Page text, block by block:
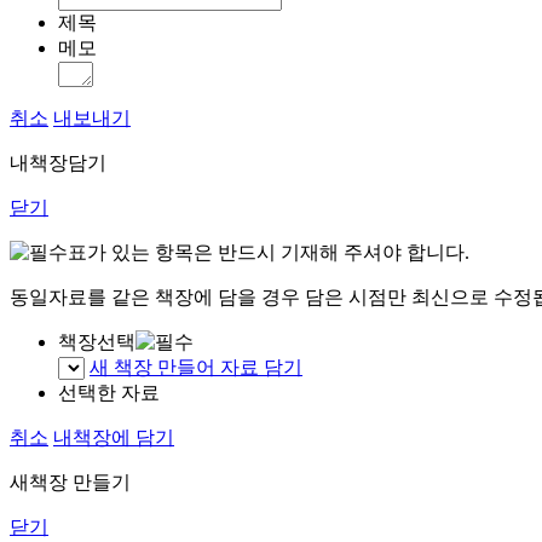
제목
메모
취소 내보내기
내책장담기
닫기
표가 있는 항목은 반드시 기재해 주셔야 합니다.
동일자료를 같은 책장에 담을 경우 담은 시점만 최신으로 수정
책장선택
새 책장 만들어 자료 담기
선택한 자료
취소 내책장에 담기
새책장 만들기
닫기